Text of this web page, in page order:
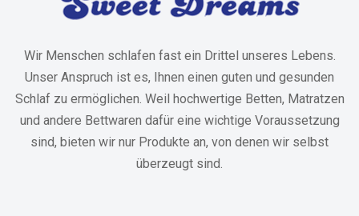
Wir Menschen schlafen fast ein Drittel unseres Lebens.
Unser Anspruch ist es, Ihnen einen guten und gesunden
Schlaf zu ermöglichen. Weil hochwertige Betten, Matratzen
und andere Bettwaren dafür eine wichtige Voraussetzung
sind, bieten wir nur Produkte an, von denen wir selbst
überzeugt sind.